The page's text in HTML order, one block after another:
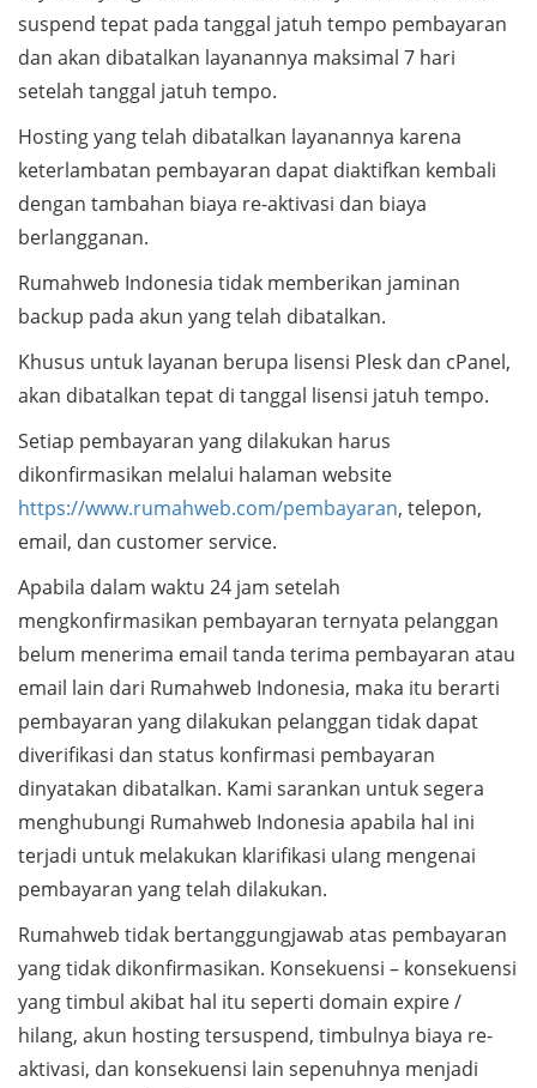
suspend tepat pada tanggal jatuh tempo pembayaran
dan akan dibatalkan layanannya maksimal 7 hari
setelah tanggal jatuh tempo.
Hosting yang telah dibatalkan layanannya karena
keterlambatan pembayaran dapat diaktifkan kembali
dengan tambahan biaya re-aktivasi dan biaya
berlangganan.
Rumahweb Indonesia tidak memberikan jaminan
backup pada akun yang telah dibatalkan.
Khusus untuk layanan berupa lisensi Plesk dan cPanel,
akan dibatalkan tepat di tanggal lisensi jatuh tempo.
Setiap pembayaran yang dilakukan harus
dikonfirmasikan melalui halaman website
https://www.rumahweb.com/pembayaran, telepon,
email, dan customer service.
Apabila dalam waktu 24 jam setelah
mengkonfirmasikan pembayaran ternyata pelanggan
belum menerima email tanda terima pembayaran atau
email lain dari Rumahweb Indonesia, maka itu berarti
pembayaran yang dilakukan pelanggan tidak dapat
diverifikasi dan status konfirmasi pembayaran
dinyatakan dibatalkan. Kami sarankan untuk segera
menghubungi Rumahweb Indonesia apabila hal ini
terjadi untuk melakukan klarifikasi ulang mengenai
pembayaran yang telah dilakukan.
Rumahweb tidak bertanggungjawab atas pembayaran
yang tidak dikonfirmasikan. Konsekuensi – konsekuensi
yang timbul akibat hal itu seperti domain expire /
hilang, akun hosting tersuspend, timbulnya biaya re-
aktivasi, dan konsekuensi lain sepenuhnya menjadi